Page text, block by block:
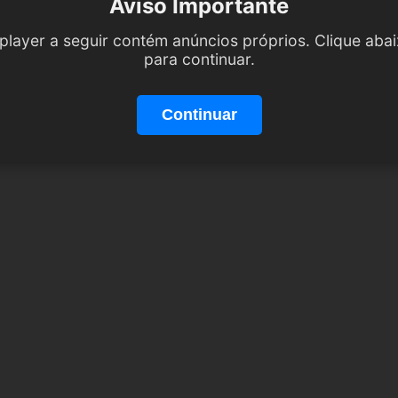
Aviso Importante
a seguir contém anúncios próprios. Clique
para continuar.
Continuar